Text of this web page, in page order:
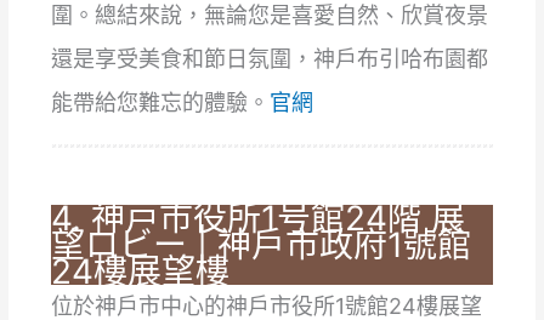
圍。總結來說，無論您是喜愛自然、欣賞夜景
還是享受美食和節日氛圍，神戶布引哈布園都
能帶給您難忘的體驗。 官網
4. 神戸市役所1号館24階 展
望ロビー | 神戶市政府1號館
24樓展望樓
位於神戶市中心的神戶市役所1號館24樓展望